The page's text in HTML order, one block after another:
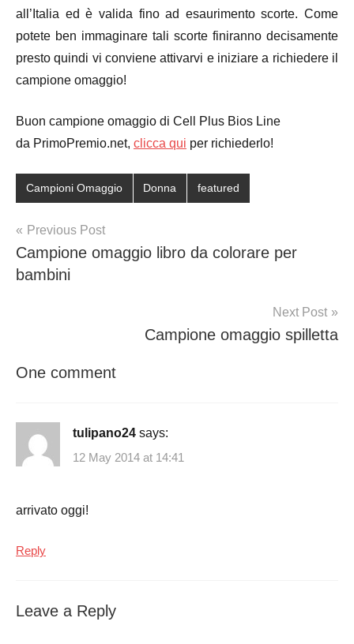
all’Italia ed è valida fino ad esaurimento scorte. Come
potete ben immaginare tali scorte finiranno decisamente
presto quindi vi conviene attivarvi e iniziare a richiedere il
campione omaggio!
Buon campione omaggio di Cell Plus Bios Line
da PrimoPremio.net, clicca qui per richiederlo!
Campioni Omaggio Donna featured
Post
navigation
Previous Post
Campione omaggio libro da colorare per
bambini
Next Post
Campione omaggio spilletta
One comment
tulipano24 says:
12 May 2014 at 14:41
arrivato oggi!
Reply
Leave a Reply